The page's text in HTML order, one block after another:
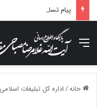
منو
خانه/اداره کل تبلیغات